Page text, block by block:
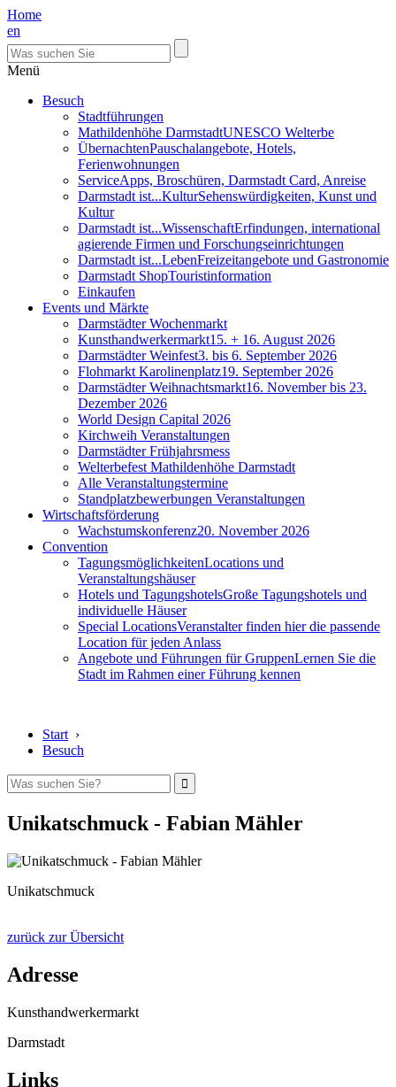
Home
en
Menü
Besuch
Stadtführungen
Mathildenhöhe DarmstadtUNESCO Welterbe
ÜbernachtenPauschalangebote, Hotels,
Ferienwohnungen
ServiceApps, Broschüren, Darmstadt Card, Anreise
Darmstadt ist...KulturSehenswürdigkeiten, Kunst und
Kultur
Darmstadt ist...WissenschaftErfindungen, international
agierende Firmen und Forschungseinrichtungen
Darmstadt ist...LebenFreizeitangebote und Gastronomie
Darmstadt ShopTouristinformation
Einkaufen
Events und Märkte
Darmstädter Wochenmarkt
Kunsthandwerkermarkt15. + 16. August 2026
Darmstädter Weinfest3. bis 6. September 2026
Flohmarkt Karolinenplatz19. September 2026
Darmstädter Weihnachtsmarkt16. November bis 23.
Dezember 2026
World Design Capital 2026
Kirchweih Veranstaltungen
Darmstädter Frühjahrsmess
Welterbefest Mathildenhöhe Darmstadt
Alle Veranstaltungstermine
Standplatzbewerbungen Veranstaltungen
Wirtschaftsförderung
Wachstumskonferenz20. November 2026
Convention
TagungsmöglichkeitenLocations und
Veranstaltungshäuser
Hotels und TagungshotelsGroße Tagungshotels und
individuelle Häuser
Special LocationsVeranstalter finden hier die passende
Location für jeden Anlass
Angebote und Führungen für GruppenLernen Sie die
Stadt im Rahmen einer Führung kennen
Start ›
Besuch
Unikatschmuck - Fabian Mähler
Unikatschmuck
zurück zur Übersicht
Adresse
Kunsthandwerkermarkt
Darmstadt
Links